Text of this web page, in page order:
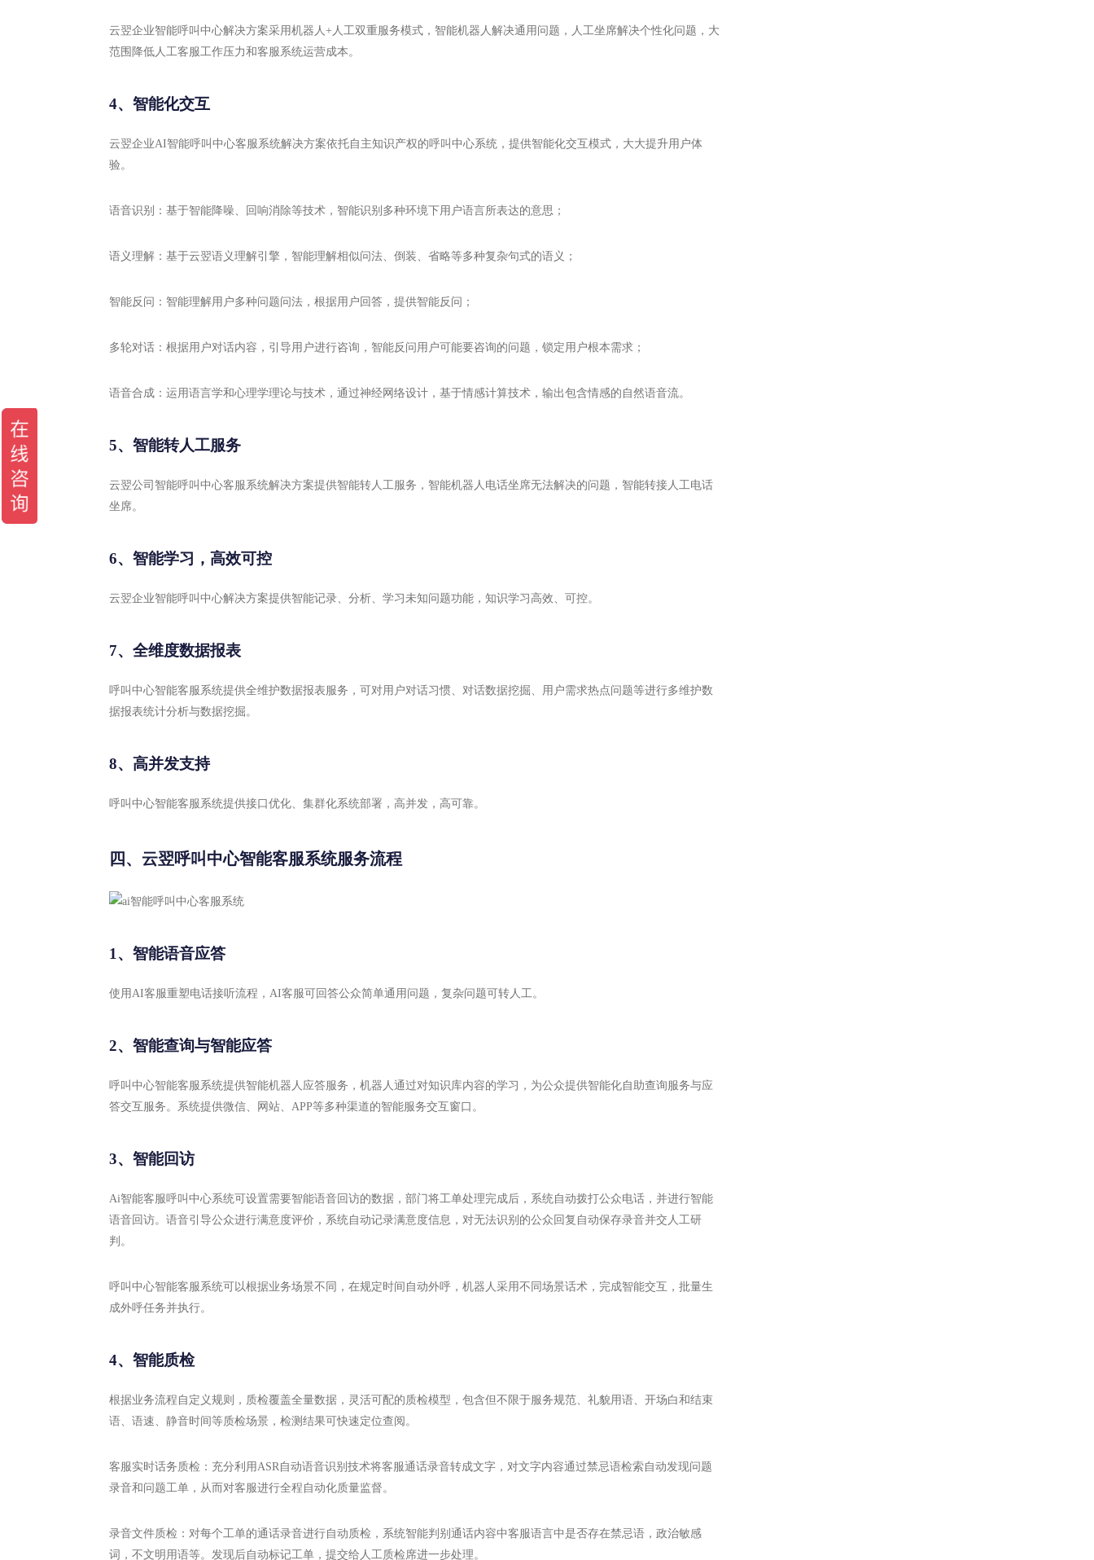
云翌企业智能呼叫中心解决方案采用机器人+人工双重服务模式，智能机器人解决通用问题，人工坐席解决个性化问题，大
范围降低人工客服工作压力和客服系统运营成本。
4、智能化交互
云翌企业AI智能呼叫中心客服系统解决方案依托自主知识产权的呼叫中心系统，提供智能化交互模式，大大提升用户体
验。
语音识别：基于智能降噪、回响消除等技术，智能识别多种环境下用户语言所表达的意思；
语义理解：基于云翌语义理解引擎，智能理解相似问法、倒装、省略等多种复杂句式的语义；
智能反问：智能理解用户多种问题问法，根据用户回答，提供智能反问；
多轮对话：根据用户对话内容，引导用户进行咨询，智能反问用户可能要咨询的问题，锁定用户根本需求；
语音合成：运用语言学和心理学理论与技术，通过神经网络设计，基于情感计算技术，输出包含情感的自然语音流。
5、智能转人工服务
云翌公司智能呼叫中心客服系统解决方案提供智能转人工服务，智能机器人电话坐席无法解决的问题，智能转接人工电话
坐席。
6、智能学习，高效可控
云翌企业智能呼叫中心解决方案提供智能记录、分析、学习未知问题功能，知识学习高效、可控。
7、全维度数据报表
呼叫中心智能客服系统提供全维护数据报表服务，可对用户对话习惯、对话数据挖掘、用户需求热点问题等进行多维护数
据报表统计分析与数据挖掘。
8、高并发支持
呼叫中心智能客服系统提供接口优化、集群化系统部署，高并发，高可靠。
四、云翌呼叫中心智能客服系统服务流程
1、智能语音应答
使用AI客服重塑电话接听流程，AI客服可回答公众简单通用问题，复杂问题可转人工。
2、智能查询与智能应答
呼叫中心智能客服系统提供智能机器人应答服务，机器人通过对知识库内容的学习，为公众提供智能化自助查询服务与应
答交互服务。系统提供微信、网站、APP等多种渠道的智能服务交互窗口。
3、智能回访
Ai智能客服呼叫中心系统可设置需要智能语音回访的数据，部门将工单处理完成后，系统自动拨打公众电话，并进行智能
语音回访。语音引导公众进行满意度评价，系统自动记录满意度信息，对无法识别的公众回复自动保存录音并交人工研
判。
呼叫中心智能客服系统可以根据业务场景不同，在规定时间自动外呼，机器人采用不同场景话术，完成智能交互，批量生
成外呼任务并执行。
4、智能质检
根据业务流程自定义规则，质检覆盖全量数据，灵活可配的质检模型，包含但不限于服务规范、礼貌用语、开场白和结束
语、语速、静音时间等质检场景，检测结果可快速定位查阅。
客服实时话务质检：充分利用ASR自动语音识别技术将客服通话录音转成文字，对文字内容通过禁忌语检索自动发现问题
录音和问题工单，从而对客服进行全程自动化质量监督。
录音文件质检：对每个工单的通话录音进行自动质检，系统智能判别通话内容中客服语言中是否存在禁忌语，政治敏感
词，不文明用语等。发现后自动标记工单，提交给人工质检席进一步处理。